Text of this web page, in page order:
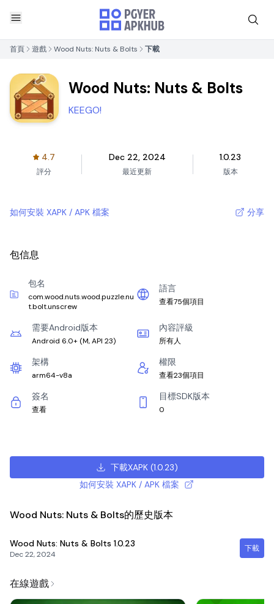
首頁 遊戲 Wood Nuts: Nuts & Bolts 下載
Wood Nuts: Nuts & Bolts
KEEGO!
4.7
評分
Dec 22, 2024
最近更新
1.0.23
版本
如何安裝 XAPK / APK 檔案 分享
包信息
包名
com.wood.nuts.wood.puzzle.nu
t.bolt.unscrew
語言
查看75個項目
需要Android版本
Android 6.0+ (M, API 23)
內容評級
所有人
架構
arm64-v8a
權限
查看23個項目
簽名
查看
目標SDK版本
0
下載XAPK(1.0.23)
如何安裝 XAPK / APK 檔案
Wood Nuts: Nuts & Bolts的歷史版本
Wood Nuts: Nuts & Bolts 1.0.23
Dec 22, 2024
下載
在線遊戲